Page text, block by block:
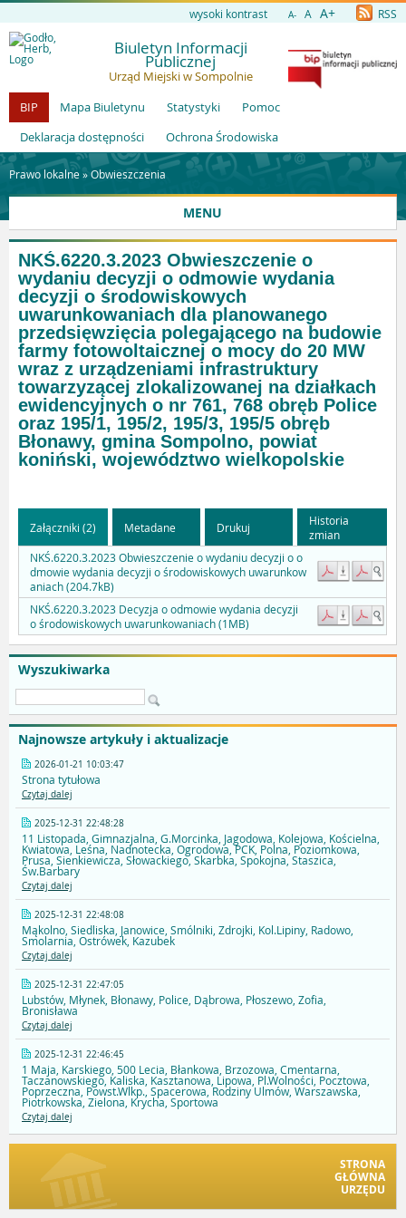
wysoki kontrast A- A A+ RSS
Biuletyn Informacji
Publicznej
Urząd Miejski w Sompolnie
BIP
Mapa Biuletynu Statystyki
Pomoc
Deklaracja dostępności
Ochrona Środowiska
Prawo lokalne »Obwieszczenia
MENU
Wyszukiwarka
Najnowsze artykuły i aktualizacje
2026-01-21 10:03:47
Strona tytułowa
Czytaj dalej
2025-12-31 22:48:28
11 Listopada, Gimnazjalna, G.Morcinka, Jagodowa, Kolejowa, Kościelna,
Kwiatowa, Leśna, Nadnotecka, Ogrodowa, PCK, Polna, Poziomkowa,
Prusa, Sienkiewicza, Słowackiego, Skarbka, Spokojna, Staszica,
Św.Barbary
Czytaj dalej
2025-12-31 22:48:08
Mąkolno, Siedliska, Janowice, Smólniki, Zdrojki, Kol.Lipiny, Radowo,
Smolarnia, Ostrówek, Kazubek
Czytaj dalej
2025-12-31 22:47:05
Lubstów, Młynek, Błonawy, Police, Dąbrowa, Płoszewo, Zofia,
Bronisława
Czytaj dalej
2025-12-31 22:46:45
1 Maja, Karskiego, 500 Lecia, Błankowa, Brzozowa, Cmentarna,
Taczanowskiego, Kaliska, Kasztanowa, Lipowa, Pl.Wolności, Pocztowa,
Poprzeczna, Powst.Wlkp., Spacerowa, Rodziny Ulmów, Warszawska,
Piotrkowska, Zielona, Krycha, Sportowa
Czytaj dalej
STRONA
GŁÓWNA
URZĘDU
NKŚ.6220.3.2023 Obwieszczenie o
wydaniu decyzji o odmowie wydania
decyzji o środowiskowych
uwarunkowaniach dla planowanego
przedsięwzięcia polegającego na budowie
farmy fotowoltaicznej o mocy do 20 MW
wraz z urządzeniami infrastruktury
towarzyzącej zlokalizowanej na działkach
ewidencyjnych o nr 761, 768 obręb Police
oraz 195/1, 195/2, 195/3, 195/5 obręb
Błonawy, gmina Sompolno, powiat
koniński, województwo wielkopolskie
Załączniki (2) Metadane Drukuj
Historia
zmian
NKŚ.6220.3.2023 Obwieszczenie o wydaniu decyzji o o
dmowie wydania decyzji o środowiskowych uwarunkow
aniach (204.7kB)
NKŚ.6220.3.2023 Decyzja o odmowie wydania decyzji
o środowiskowych uwarunkowaniach (1MB)